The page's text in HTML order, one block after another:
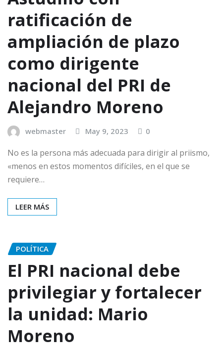
ratificación de
ampliación de plazo
como dirigente
nacional del PRI de
Alejandro Moreno
webmaster May 9, 2023 0
No es la persona más adecuada para dirigir al priismo,
«menos en estos momentos difíciles, en el que se
requiere…
LEER MÁS
POLÍTICA
El PRI nacional debe
privilegiar y fortalecer
la unidad: Mario
Moreno